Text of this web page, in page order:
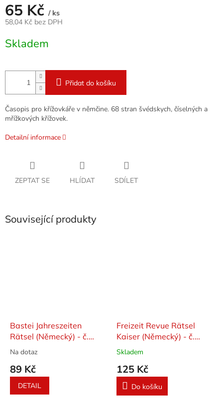
65 Kč / ks
58,04 Kč bez DPH
cena:
Skladem
Přidat do košíku
Časopis pro křížovkáře v němčine. 68 stran švédskych, číselných a
mřížkových křížovek.
Detailní informace
ZEPTAT SE HLÍDAT SDÍLET
Související produkty
Bastei Jahreszeiten
Rätsel (Německý) - č.
4/2026
Na dotaz
89 Kč
DETAIL
Freizeit Revue Rätsel
Kaiser (Německý) - č.
109/2026
Skladem
125 Kč
Do košíku